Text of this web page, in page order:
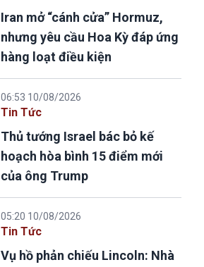
Iran mở “cánh cửa” Hormuz,
nhưng yêu cầu Hoa Kỳ đáp ứng
hàng loạt điều kiện
06:53 10/08/2026
Tin Tức
Thủ tướng Israel bác bỏ kế
hoạch hòa bình 15 điểm mới
của ông Trump
05:20 10/08/2026
Tin Tức
Vụ hồ phản chiếu Lincoln: Nhà